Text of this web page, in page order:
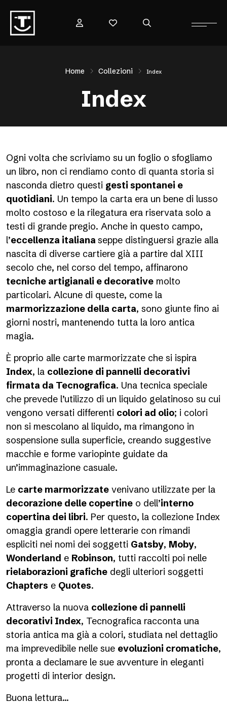
Home Collezioni Index
Index
Ogni volta che scriviamo su un foglio o sfogliamo
un libro, non ci rendiamo conto di quanta storia si
nasconda dietro questi gesti spontanei e
quotidiani. Un tempo la carta era un bene di lusso
molto costoso e la rilegatura era riservata solo a
testi di grande pregio. Anche in questo campo,
l’eccellenza italiana seppe distinguersi grazie alla
nascita di diverse cartiere già a partire dal XIII
secolo che, nel corso del tempo, affinarono
tecniche artigianali e decorative molto
particolari. Alcune di queste, come la
marmorizzazione della carta, sono giunte fino ai
giorni nostri, mantenendo tutta la loro antica
magia.
È proprio alle carte marmorizzate che si ispira
Index, la collezione di pannelli decorativi
firmata da Tecnografica. Una tecnica speciale
che prevede l’utilizzo di un liquido gelatinoso su cui
vengono versati differenti colori ad olio; i colori
non si mescolano al liquido, ma rimangono in
sospensione sulla superficie, creando suggestive
macchie e forme variopinte guidate da
un’immaginazione casuale.
Le carte marmorizzate venivano utilizzate per la
decorazione delle copertine o dell’interno
copertina dei libri. Per questo, la collezione Index
omaggia grandi opere letterarie con rimandi
espliciti nei nomi dei soggetti Gatsby, Moby,
Wonderland e Robinson, tutti raccolti poi nelle
rielaborazioni grafiche degli ulteriori soggetti
Chapters e Quotes.
Attraverso la nuova collezione di pannelli
decorativi Index, Tecnografica racconta una
storia antica ma già a colori, studiata nel dettaglio
ma imprevedibile nelle sue evoluzioni cromatiche,
pronta a declamare le sue avventure in eleganti
progetti di interior design.
Buona lettura…